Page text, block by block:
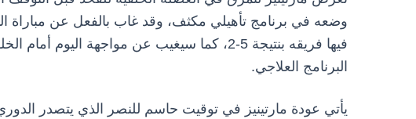
البرنامج العلاجي.
يأتي عودة مارتينيز في توقيت حاسم للنصر الذي يتصدر